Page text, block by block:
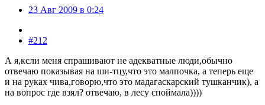
23 Авг 2009 в 0:24
#212
А я,ксли меня спрашивают не адекватные люди,обычно
отвечаю показывая на ши-тцу,что это малпочка, а теперь еще
и на руках чива,говорю,что это мадагаскарский тушканчик), а
на вопрос где взял? отвечаю, в лесу споймала))))